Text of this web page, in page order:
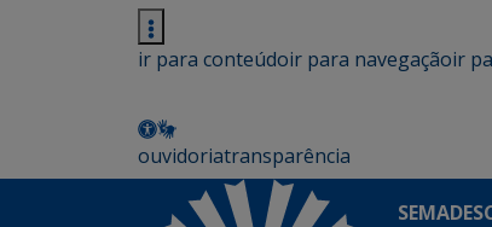
ir para conteúdoir para navegaçãoir
ouvidoriatransparência